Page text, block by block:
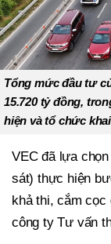
Tổng mức đầu tư
15.720 tỷ đồng,
hiện và tổ chức
VEC đã lựa
sát) thực hiện
khả thi, cắm cọc
công ty Tư vấn